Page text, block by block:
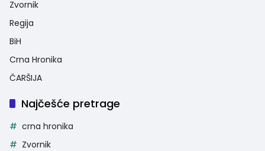
Zvornik
Regija
BiH
Crna Hronika
ČARŠIJA
Najčešće pretrage
crna hronika
Zvornik